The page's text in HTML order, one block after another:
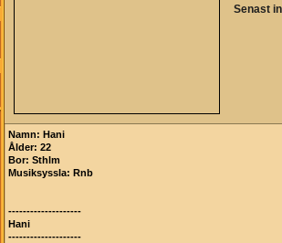
Senast
Namn: Hani
Ålder: 22
Bor: Sthlm
Musiksyssla: Rnb
--------------------
Hani
--------------------